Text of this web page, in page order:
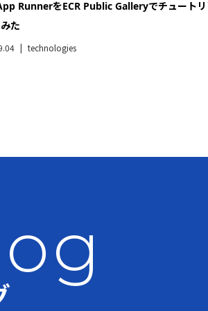
RunnerをECR Public Galleryでチュート
た
technologies